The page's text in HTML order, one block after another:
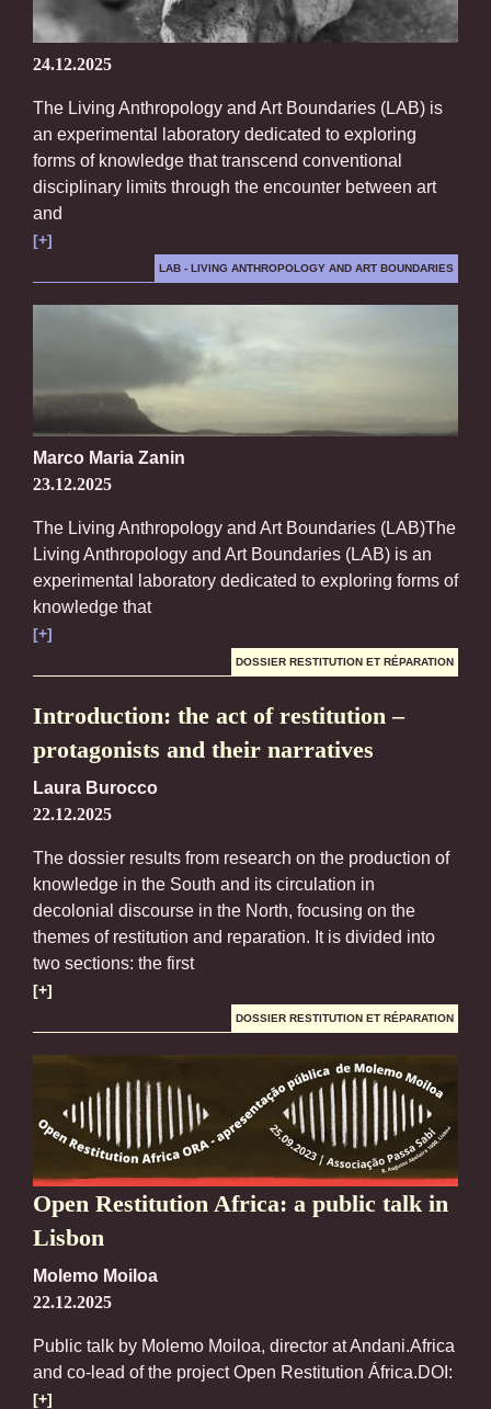
24.12.2025
The Living Anthropology and Art Boundaries (LAB) is
an experimental laboratory dedicated to exploring
forms of knowledge that transcend conventional
disciplinary limits through the encounter between art
and
[+]
LAB - LIVING ANTHROPOLOGY AND ART BOUNDARIES
Marco Maria Zanin
23.12.2025
The Living Anthropology and Art Boundaries (LAB)The
Living Anthropology and Art Boundaries (LAB) is an
experimental laboratory dedicated to exploring forms of
knowledge that
[+]
DOSSIER RESTITUTION ET RÉPARATION
Introduction: the act of restitution –
protagonists and their narratives
Laura Burocco
22.12.2025
The dossier results from research on the production of
knowledge in the South and its circulation in
decolonial discourse in the North, focusing on the
themes of restitution and reparation. It is divided into
two sections: the first
[+]
DOSSIER RESTITUTION ET RÉPARATION
Open Restitution Africa: a public talk in
Lisbon
Molemo Moiloa
22.12.2025
Public talk by Molemo Moiloa, director at Andani.Africa
and co-lead of the project Open Restitution África.DOI:
[+]